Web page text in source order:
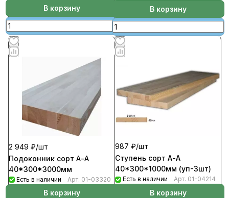
В корзину В корзину
2 949 ₽/шт
Подоконник сорт А-А
40*300*3000мм
Есть в наличии Арт. 01-03320
В корзину
987 ₽/шт
Ступень сорт А-А
40*300*1000мм (уп-3шт)
Есть в наличии Арт. 01-04214
В корзину